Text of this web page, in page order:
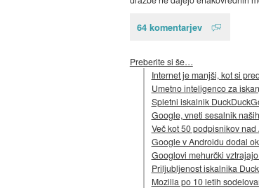
64 komentarjev
Preberite si še…
Internet je manjši, kot si
Umetno inteligenco za
Spletni iskalnik
Google, vneti sesalnik
Več kot 50 podpisnikov
Google v Androidu dodal
Googlovi mehurčki
Priljubljenost iskalnika
Mozilla po 10 letih